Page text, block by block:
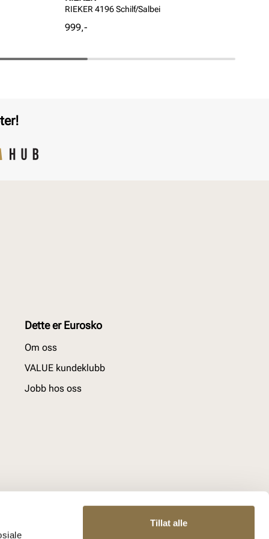
Tillat alle
RIEKER 4196 Schilf/Salbei
Pris
999,-
Dette er Eurosko
Om oss
VALUE kundeklubb
Jobb hos oss